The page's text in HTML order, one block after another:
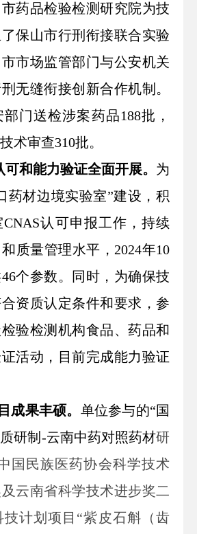
药品检验检测研究院为技
保山市行刑衔接联合实验
市场监管部门与公安机关
无缝衔接创新合作机制。
门送检涉案药品188批，
术审查310批。
可和能力验证全面开展。 为
药材边境实验室”建设，积
认可申报工作，持续
质量管理水平，2024年10
个参数。同时，为确保技
资质认定条件和要求，参
验检测机构食品、药品和
活动，目前完成能力验证
成果丰硕。 单位参与的“国
研制-云南中药对照药材研
国民族医药协会科学技术
云南省科学技术进步奖二
计划项目“紫皮石斛（齿